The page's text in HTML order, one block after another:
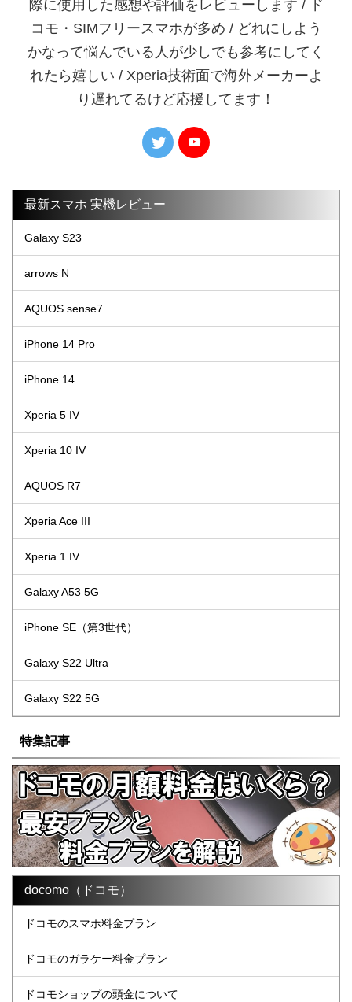
際に使用した感想や評価をレビューします / ド
コモ・SIMフリースマホが多め / どれにしよう
かなって悩んでいる人が少しでも参考にしてく
れたら嬉しい / Xperia技術面で海外メーカーよ
り遅れてるけど応援してます！
最新スマホ 実機レビュー
Galaxy S23
arrows N
AQUOS sense7
iPhone 14 Pro
iPhone 14
Xperia 5 IV
Xperia 10 IV
AQUOS R7
Xperia Ace III
Xperia 1 IV
Galaxy A53 5G
iPhone SE（第3世代）
Galaxy S22 Ultra
Galaxy S22 5G
特集記事
docomo（ドコモ）
ドコモのスマホ料金プラン
ドコモのガラケー料金プラン
ドコモショップの頭金について